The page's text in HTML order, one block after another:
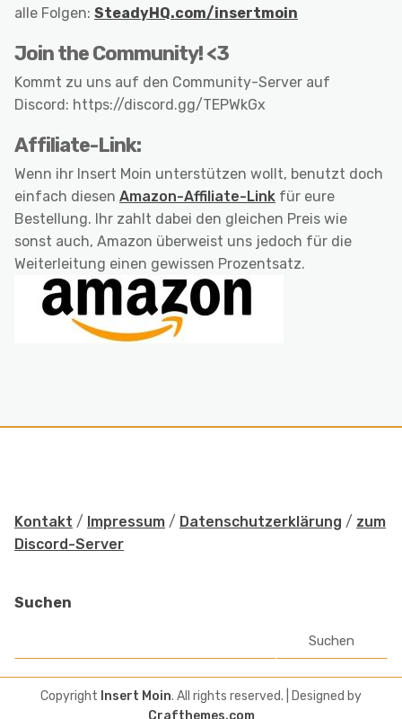
alle Folgen: SteadyHQ.com/insertmoin
Join the Community! <3
Kommt zu uns auf den Community-Server auf
Discord: https://discord.gg/TEPWkGx
Affiliate-Link:
Wenn ihr Insert Moin unterstützen wollt, benutzt doch
einfach diesen Amazon-Affiliate-Link für eure
Bestellung. Ihr zahlt dabei den gleichen Preis wie
sonst auch, Amazon überweist uns jedoch für die
Weiterleitung einen gewissen Prozentsatz.
Kontakt / Impressum / Datenschutzerklärung / zum
Discord-Server
Suchen
Suchen
Copyright Insert Moin. All rights reserved.
| Designed by
Crafthemes.com